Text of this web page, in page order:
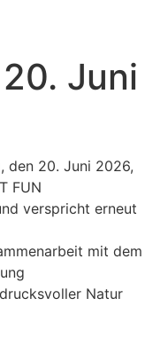
Juni
den 20. Juni 2026,
FUN
verspricht erneut
mit dem
Natur